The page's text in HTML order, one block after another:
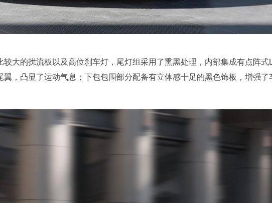
大的扰流板以及高位刹车灯，尾灯组采用了熏黑处理，内部集成有点阵式
，凸显了运动气息；下包包围部分配备有立体感十足的黑色饰板，增强了